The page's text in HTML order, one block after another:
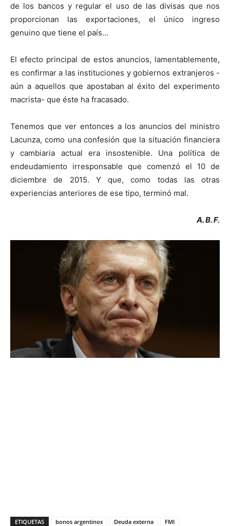
de los bancos y regular el uso de las divisas que nos
proporcionan las exportaciones, el único ingreso
genuino que tiene el país…
El efecto principal de estos anuncios, lamentablemente,
es confirmar a las instituciones y gobiernos extranjeros -
aún a aquellos que apostaban al éxito del experimento
macrista- que éste ha fracasado.
Tenemos que ver entonces a los anuncios del ministro
Lacunza, como una confesión que la situación financiera
y cambiaria actual era insostenible. Una política de
endeudamiento irresponsable que comenzó el 10 de
diciembre de 2015. Y que, como todas las otras
experiencias anteriores de ese tipo, terminó mal.
A. B. F.
ETIQUETAS bonos argentinos Deuda externa FMI